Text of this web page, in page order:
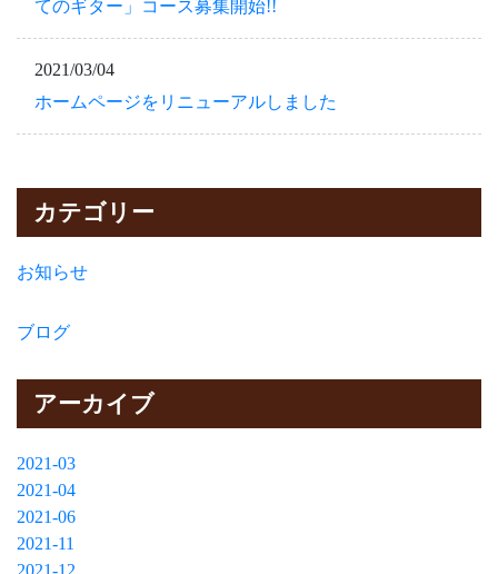
てのギター」コース募集開始!!
2021/03/04
ホームページをリニューアルしました
カテゴリー
お知らせ
ブログ
アーカイブ
2021-03
2021-04
2021-06
2021-11
2021-12